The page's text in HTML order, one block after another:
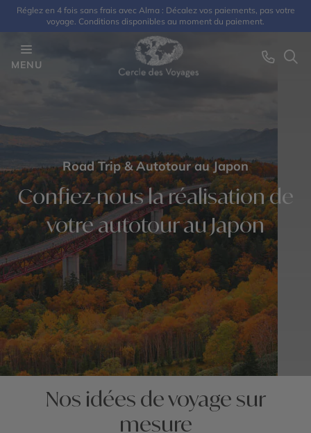
Réglez en 4 fois sans frais avec Alma : Décalez vos paiements, pas votre
voyage. Conditions disponibles au moment du paiement.
MENU
Road Trip & Autotour au Japon
Confiez-nous la réalisation de
votre autotour au Japon
Nos idées de voyage sur
mesure